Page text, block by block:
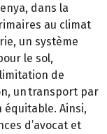
dans la
au climat
un système
le sol,
de
un transport par
équitable. Ainsi,
d’avocat et